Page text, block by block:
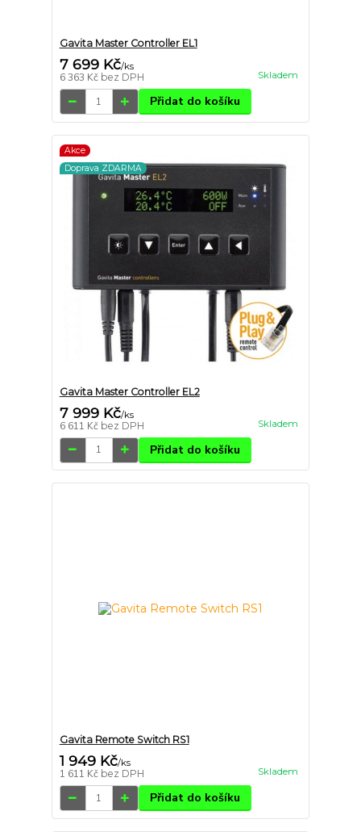
Gavita Master Controller EL1
7 699 Kč/ks
6 363 Kč bez DPH Skladem
Přidat do košíku
Akce
Doprava ZDARMA
Gavita Master Controller EL2
7 999 Kč/ks
6 611 Kč bez DPH Skladem
Přidat do košíku
Gavita Remote Switch RS1
1 949 Kč/ks
1 611 Kč bez DPH Skladem
Přidat do košíku